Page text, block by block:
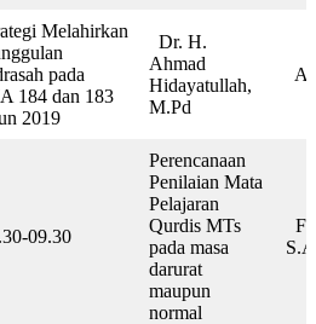
Melahirkan
pada
184 dan 183
2019
Dr. H.
Ahmad
Hidayatullah,
M.Pd
09.30
Perencanaan
Penilaian Mata
Pelajaran
Qurdis MTs
pada masa
darurat
maupun
normal